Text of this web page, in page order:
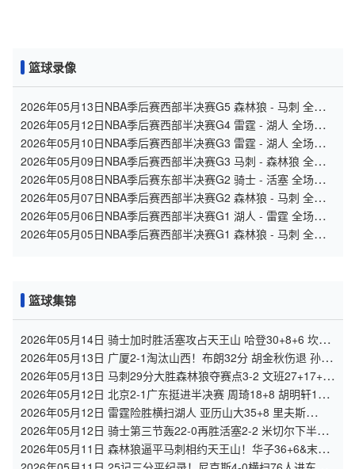
篮球录像
2026年05月13日NBA季后赛西部半决赛G5 森林狼 - 马刺 全场
录像
2026年05月12日NBA季后赛西部半决赛G4 雷霆 - 湖人 全场录
像
2026年05月10日NBA季后赛西部半决赛G3 雷霆 - 湖人 全场录
像
2026年05月09日NBA季后赛西部半决赛G3 马刺 - 森林狼 全场
录像
2026年05月08日NBA季后赛东部半决赛G2 骑士 - 活塞 全场录
像
2026年05月07日NBA季后赛西部半决赛G2 森林狼 - 马刺 全场
录像
2026年05月06日NBA季后赛西部半决赛G1 湖人 - 雷霆 全场录
像
2026年05月05日NBA季后赛西部半决赛G1 森林狼 - 马刺 全场
篮球集锦
2026年05月14日 骑士加时胜活塞攻占天王山 哈登30+8+6 坎宁
安空砍39+7+9
2026年05月13日 广厦2-1淘汰山西！布朗32分 胡金秋伤退 孙铭
徽时隔93天复出
2026年05月13日 马刺29分大胜森林狼夺赛点3-2 文班27+17+5
凯尔登替补21分
2026年05月12日 北京2-1广东挺进半决赛 周琦18+8 胡明轩13分
徐杰0分
2026年05月12日 雷霆险胜横扫湖人 亚历山大35+8 里夫斯
27+7+6 詹姆斯24+12
2026年05月12日 骑士第三节轰22-0再胜活塞2-2 米切尔下半场
39分 哈登24+11
2026年05月11日 森林狼逼平马刺相约天王山！华子36+6&末节
16分 文班恶犯驱逐